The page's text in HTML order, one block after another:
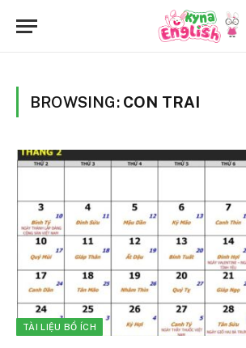
BROWSING: CON TRAI
TÀI LIỆU BỔ ÍCH